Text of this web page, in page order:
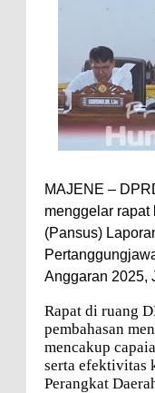
MAJENE –
menggelar
(Pansus)
Anggaran 2025,
Rapat di ruang
pembahasan
mencakup
serta efektivitas
Perangkat